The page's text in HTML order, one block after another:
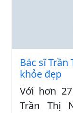
Bác sĩ Trần
khỏe đẹp
Với hơn
Trần Thị